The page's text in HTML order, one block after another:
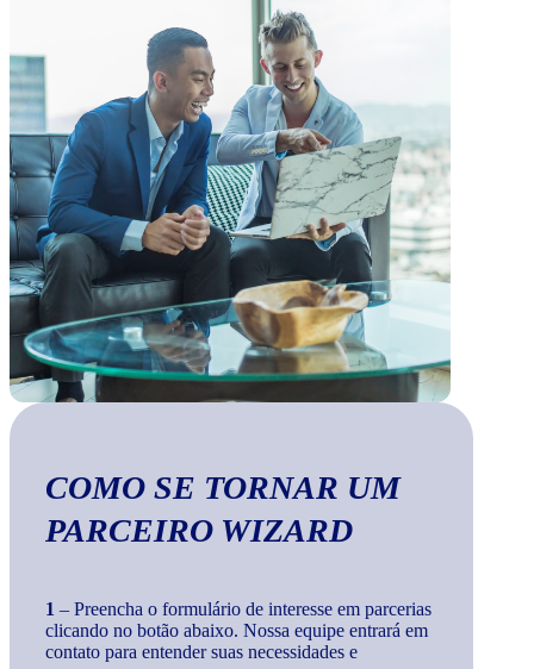
COMO SE TORNAR UM
PARCEIRO WIZARD
1 – Preencha o formulário de interesse em parcerias
clicando no botão abaixo. Nossa equipe entrará em
contato para entender suas necessidades e